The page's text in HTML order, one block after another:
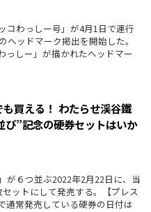
コわっしー号」が4月1日で運行
ッドマーク掲出を開始した。
っしー」が描かれたヘッドマー
も買える！ わたらせ渓谷鐵
び”記念の硬券セットはいか
６つ並ぶ2022年2月22日に、当
ットにして発売する。【プレス
常発売している硬券の日付は